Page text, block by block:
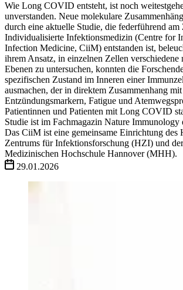
Wie Long COVID entsteht, ist noch
unverstanden. Neue molekulare
durch eine aktuelle Studie, die federführend
Individualisierte Infektionsmedizin (Centre for
Infection Medicine, CiiM) entstanden ist,
ihrem Ansatz, in einzelnen Zellen verschiedene
Ebenen zu untersuchen, konnten die
spezifischen Zustand im Inneren einer
ausmachen, der in direktem Zusammenhang
Entzündungsmarkern, Fatigue und
Patientinnen und Patienten mit Long COVID
Studie ist im Fachmagazin Nature Immunology
Das CiiM ist eine gemeinsame Einrichtung des
Zentrums für Infektionsforschung (HZI) und der
Medizinischen Hochschule Hannover (MHH).
29.01.2026